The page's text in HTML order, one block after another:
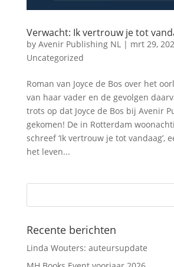
Verwacht: Ik vertrouw je tot
by Avenir Publishing NL| mrt 29,
Uncategorized
Roman van Joyce de Bos over het
van haar vader en de gevolgen
trots op dat Joyce de Bos bij Avenir
gekomen! De in Rotterdam
schreef ‘Ik vertrouw je tot vandaag’,
het leven...
Recente berichten
Linda Wouters: auteursupdate